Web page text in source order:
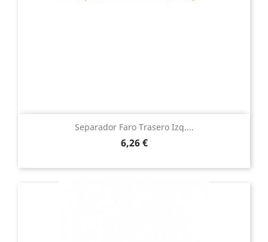
Separador Faro Trasero Izq....
Precio
6,26 €